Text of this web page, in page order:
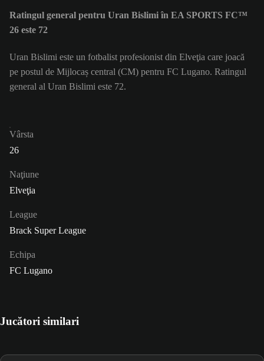
Ratingul general pentru Uran Bislimi în EA SPORTS FC™
26 este 72
Uran Bislimi este un fotbalist profesionist din Elveţia care joacă
pe postul de Mijlocaș central (CM) pentru FC Lugano. Ratingul
general al Uran Bislimi este 72.
Vârsta
26
Naţiune
Elveţia
League
Brack Super League
Echipa
FC Lugano
Jucători similari